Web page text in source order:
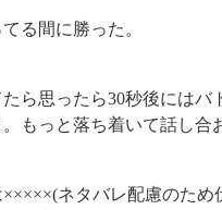
る間に勝った。
ら思ったら30秒後にはバ
もっと落ち着いて話し
ネタバレ配慮のた